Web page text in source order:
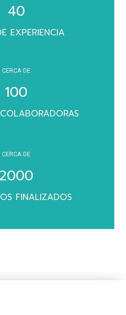
40
EXPERIENCIA
CERCA DE
100
CERCA DE
2000
FINALIZADOS